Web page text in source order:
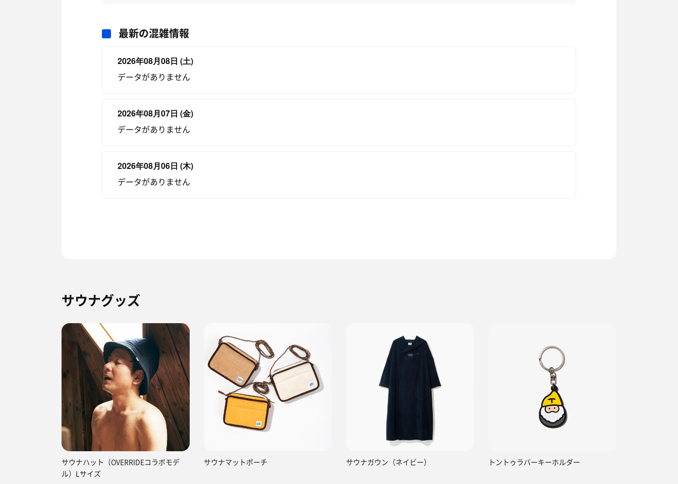
最新の混雑情報
2026年08月08日 (土)
データがありません
2026年08月07日 (金)
データがありません
2026年08月06日 (木)
データがありません
サウナグッズ
サウナハット（OVERRIDEコラボモデ
ル）Lサイズ
サウナマットポーチ サウナガウン（ネイビー） トントゥラバーキーホルダー